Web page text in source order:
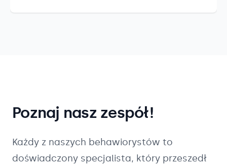
Poznaj nasz zespół!
Każdy z naszych behawiorystów to
doświadczony specjalista, który przeszedł